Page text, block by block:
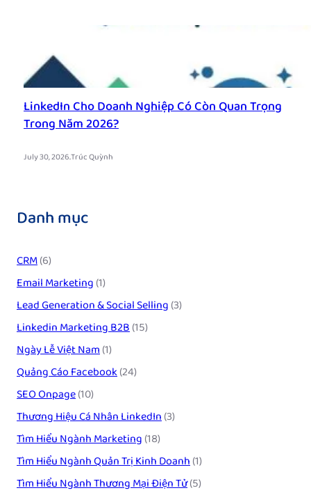
LinkedIn Cho Doanh Nghiệp Có Còn Quan Trọng
Trong Năm 2026?
July 30, 2026.Trúc Quỳnh
Danh mục
CRM(6)
Email Marketing(1)
Lead Generation & Social Selling(3)
Linkedin Marketing B2B(15)
Ngày Lễ Việt Nam(1)
Quảng Cáo Facebook(24)
SEO Onpage(10)
Thương Hiệu Cá Nhân LinkedIn(3)
Tìm Hiểu Ngành Marketing(18)
Tìm Hiểu Ngành Quản Trị Kinh Doanh(1)
Tìm Hiểu Ngành Thương Mại Điện Tử(5)